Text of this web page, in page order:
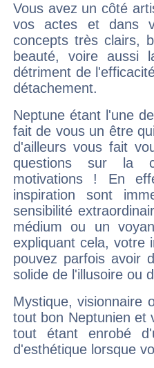
Vous avez un côté
vos actes et dans
concepts très clairs,
beauté, voire aussi
détriment de
détachement.
Neptune étant l'une
fait de vous un être
d'ailleurs vous fait
questions sur la
motivations ! En
inspiration sont
sensibilité
médium ou un
expliquant cela, votre
pouvez parfois avoir
solide de l'illusoire ou
Mystique, visionnaire
tout bon Neptunien et
tout étant enrobé
d'esthétique lorsque